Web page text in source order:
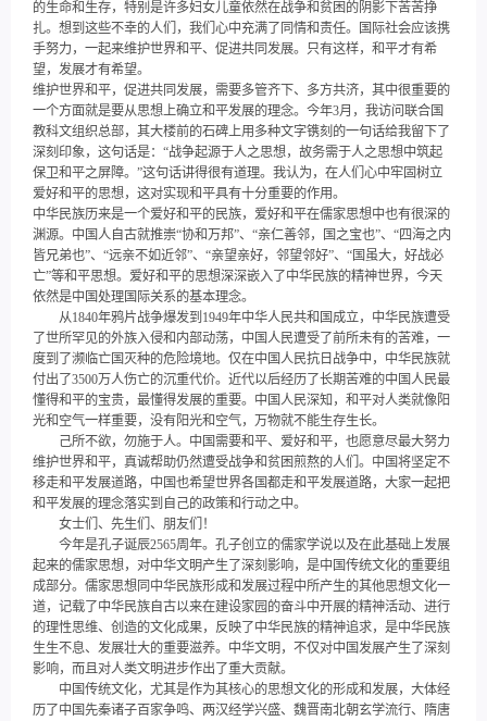
的生命和生存，特别是许多妇女儿童依然在战争和贫困的阴影下苦苦挣
扎。想到这些不幸的人们，我们心中充满了同情和责任。国际社会应该携
手努力，一起来维护世界和平、促进共同发展。只有这样，和平才有希
望，发展才有希望。
维护世界和平，促进共同发展，需要多管齐下、多方共济，其中很重要的
一个方面就是要从思想上确立和平发展的理念。今年3月，我访问联合国
教科文组织总部，其大楼前的石碑上用多种文字镌刻的一句话给我留下了
深刻印象，这句话是：“战争起源于人之思想，故务需于人之思想中筑起
保卫和平之屏障。”这句话讲得很有道理。我认为，在人们心中牢固树立
爱好和平的思想，这对实现和平具有十分重要的作用。
中华民族历来是一个爱好和平的民族，爱好和平在儒家思想中也有很深的
渊源。中国人自古就推崇“协和万邦”、“亲仁善邻，国之宝也”、“四海之内
皆兄弟也”、“远亲不如近邻”、“亲望亲好，邻望邻好”、“国虽大，好战必
亡”等和平思想。爱好和平的思想深深嵌入了中华民族的精神世界，今天
依然是中国处理国际关系的基本理念。
从1840年鸦片战争爆发到1949年中华人民共和国成立，中华民族遭受
了世所罕见的外族入侵和内部动荡，中国人民遭受了前所未有的苦难，一
度到了濒临亡国灭种的危险境地。仅在中国人民抗日战争中，中华民族就
付出了3500万人伤亡的沉重代价。近代以后经历了长期苦难的中国人民最
懂得和平的宝贵，最懂得发展的重要。中国人民深知，和平对人类就像阳
光和空气一样重要，没有阳光和空气，万物就不能生存生长。
己所不欲，勿施于人。中国需要和平、爱好和平，也愿意尽最大努力
维护世界和平，真诚帮助仍然遭受战争和贫困煎熬的人们。中国将坚定不
移走和平发展道路，中国也希望世界各国都走和平发展道路，大家一起把
和平发展的理念落实到自己的政策和行动之中。
女士们、先生们、朋友们！
今年是孔子诞辰2565周年。孔子创立的儒家学说以及在此基础上发展
起来的儒家思想，对中华文明产生了深刻影响，是中国传统文化的重要组
成部分。儒家思想同中华民族形成和发展过程中所产生的其他思想文化一
道，记载了中华民族自古以来在建设家园的奋斗中开展的精神活动、进行
的理性思维、创造的文化成果，反映了中华民族的精神追求，是中华民族
生生不息、发展壮大的重要滋养。中华文明，不仅对中国发展产生了深刻
影响，而且对人类文明进步作出了重大贡献。
中国传统文化，尤其是作为其核心的思想文化的形成和发展，大体经
历了中国先秦诸子百家争鸣、两汉经学兴盛、魏晋南北朝玄学流行、隋唐